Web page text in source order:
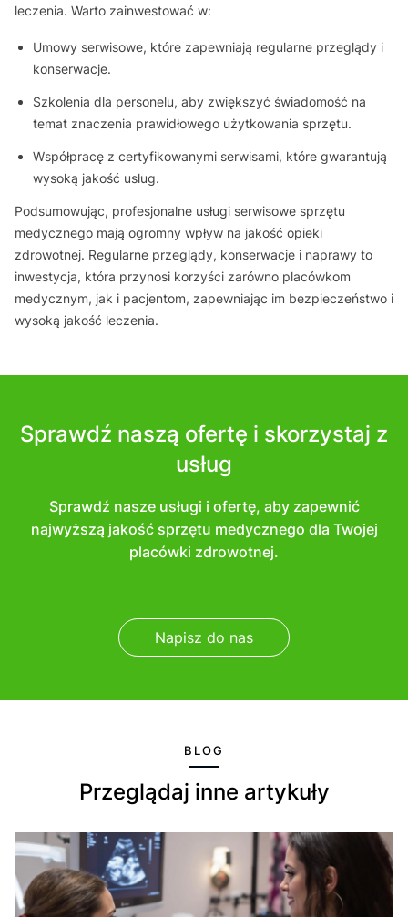
leczenia. Warto zainwestować w:
Umowy serwisowe, które zapewniają regularne przeglądy i
konserwacje.
Szkolenia dla personelu, aby zwiększyć świadomość na
temat znaczenia prawidłowego użytkowania sprzętu.
Współpracę z certyfikowanymi serwisami, które gwarantują
wysoką jakość usług.
Podsumowując, profesjonalne usługi serwisowe sprzętu
medycznego mają ogromny wpływ na jakość opieki
zdrowotnej. Regularne przeglądy, konserwacje i naprawy to
inwestycja, która przynosi korzyści zarówno placówkom
medycznym, jak i pacjentom, zapewniając im bezpieczeństwo i
wysoką jakość leczenia.
Sprawdź naszą ofertę i skorzystaj z
usług
Sprawdź nasze usługi i ofertę, aby zapewnić
najwyższą jakość sprzętu medycznego dla Twojej
placówki zdrowotnej.
Napisz do nas
BLOG
Przeglądaj inne artykuły